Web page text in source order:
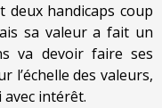
deux handicaps coup
sa valeur a fait un
va devoir faire ses
l’échelle des valeurs,
intérêt.